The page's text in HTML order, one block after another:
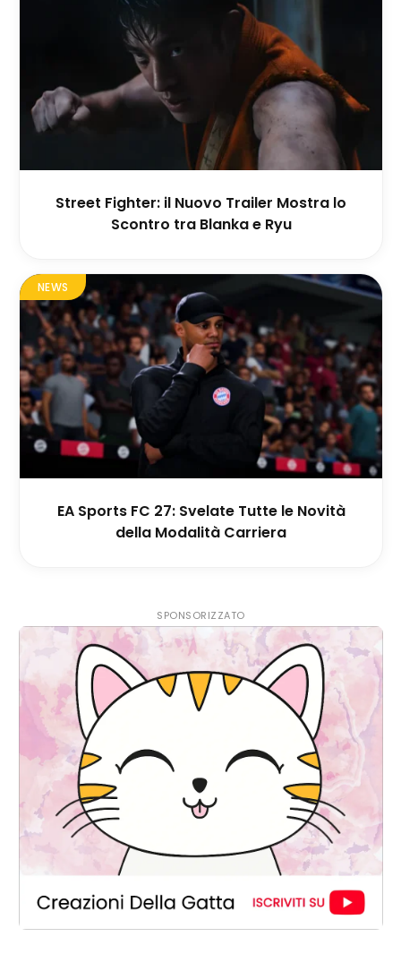
Street Fighter: il Nuovo Trailer Mostra lo
Scontro tra Blanka e Ryu
NEWS
EA Sports FC 27: Svelate Tutte le Novità
della Modalità Carriera
SPONSORIZZATO